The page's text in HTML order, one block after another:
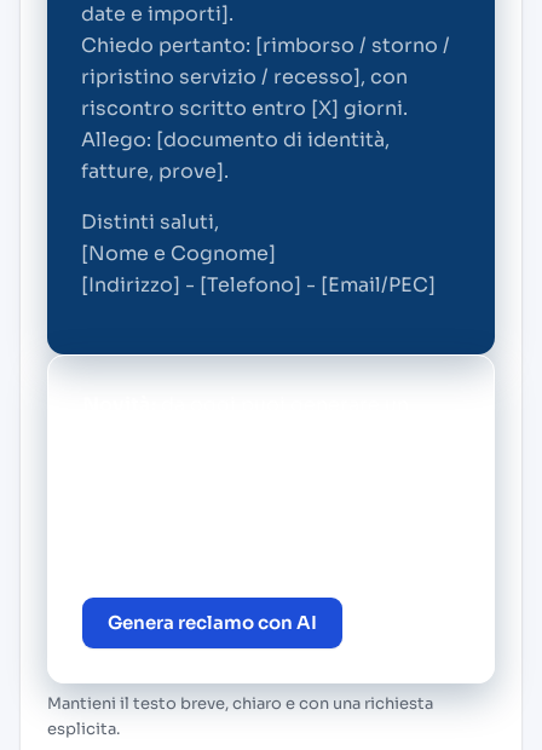
date e importi].
Chiedo pertanto: [rimborso / storno /
ripristino servizio / recesso], con
riscontro scritto entro [X] giorni.
Allego: [documento di identità,
fatture, prove].
Distinti saluti,
[Nome e Cognome]
[Indirizzo] - [Telefono] - [Email/PEC]
Genera reclamo con AI
Mantieni il testo breve, chiaro e con una richiesta
esplicita.